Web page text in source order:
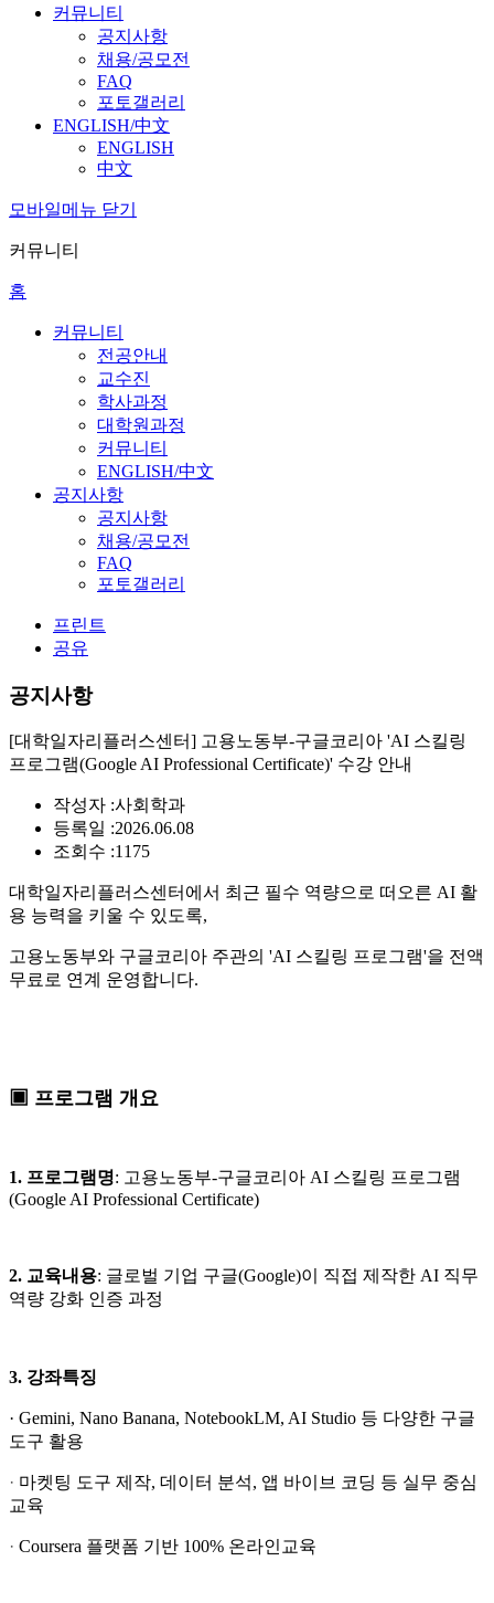
커뮤니티
공지사항
채용/공모전
FAQ
포토갤러리
ENGLISH/中文
ENGLISH
中文
모바일메뉴 닫기
커뮤니티
홈
커뮤니티
전공안내
교수진
학사과정
대학원과정
커뮤니티
ENGLISH/中文
공지사항
공지사항
채용/공모전
FAQ
포토갤러리
프린트
공유
공지사항
[대학일자리플러스센터] 고용노동부-구글코리아 'AI 스킬링
프로그램(Google AI Professional Certificate)' 수강 안내
작성자 :사회학과
등록일 :2026.06.08
조회수 :1175
대학일자리플러스센터에서 최근 필수 역량으로 떠오른 AI 활
용 능력을 키울 수 있도록,
고용노동부와 구글코리아 주관의 'AI 스킬링 프로그램'을 전액
무료로 연계 운영합니다.
▣ 프로그램 개요
1. 프로그램명: 고용노동부-구글코리아 AI 스킬링 프로그램
(Google AI Professional Certificate)
2. 교육내용: 글로벌 기업 구글(Google)이 직접 제작한 AI 직무
역량 강화 인증 과정
3. 강좌특징
· Gemini, Nano Banana, NotebookLM, AI Studio 등 다양한 구글
도구 활용
· 마켓팅 도구 제작, 데이터 분석, 앱 바이브 코딩 등 실무 중심
교육
· Coursera 플랫폼 기반 100% 온라인교육